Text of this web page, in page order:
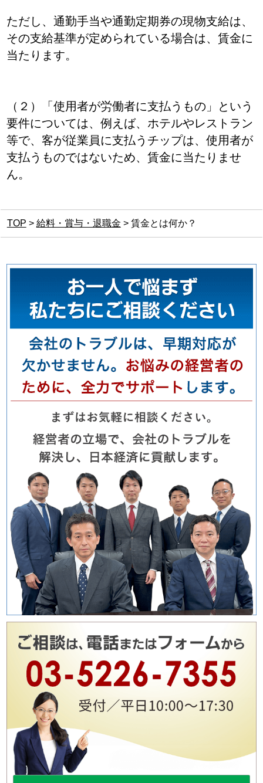
ただし、通勤手当や通勤定期券の現物支給は、
その支給基準が定められている場合は、賃金に
当たります。
（２）「使用者が労働者に支払うもの」という
要件については、例えば、ホテルやレストラン
等で、客が従業員に支払うチップは、使用者が
支払うものではないため、賃金に当たりませ
ん。
TOP > 給料・賞与・退職金 > 賃金とは何か？